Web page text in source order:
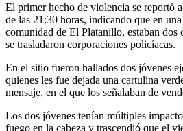
El primer hecho de violencia se reportó
de las 21:30 horas, indicando que en
comunidad de El Platanillo, estaban dos
se trasladaron corporaciones policíacas.
En el sitio fueron hallados dos jóvenes
quienes les fue dejada una cartulina
mensaje, en el que los señalaban de
Los dos jóvenes tenían múltiples
fuego en la cabeza y trascendió que el